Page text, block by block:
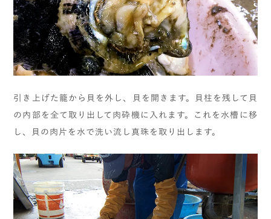
引き上げた籠から貝を外し、貝を開きます。貝柱を残して貝
の内部を全て取り出して肉砕機に入れます。これを水槽に移
し、貝の肉片を水で洗い流し真珠を取り出します。